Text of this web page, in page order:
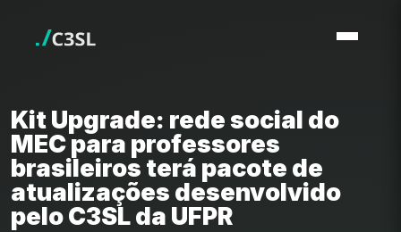
Kit Upgrade: rede social do
MEC para professores
brasileiros terá pacote de
atualizações desenvolvido
pelo C3SL da UFPR